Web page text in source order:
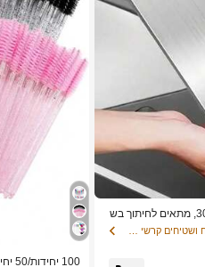
קרש חיתוך למטבח מפלדת אל חלד 304, מתאים לחיתוך בש
1# רבי מכר
שיעור גבוה